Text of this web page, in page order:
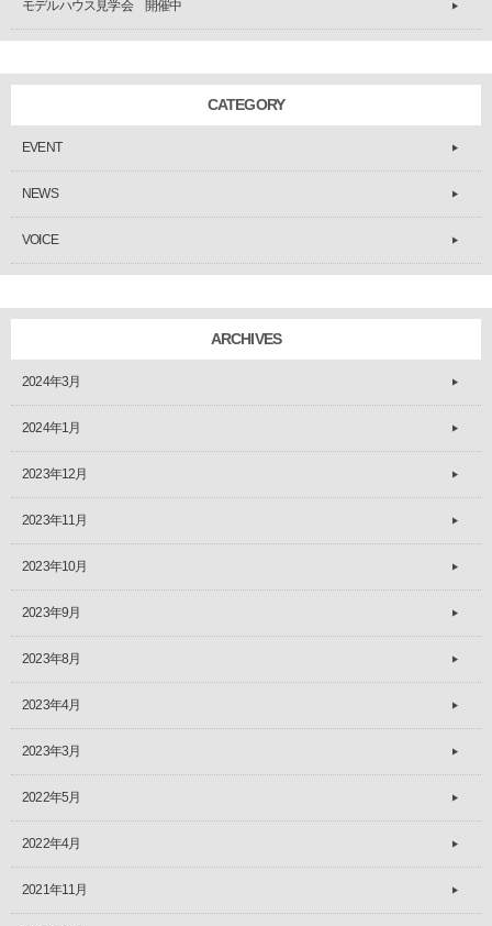
モデルハウス見学会 開催中
CATEGORY
EVENT
NEWS
VOICE
ARCHIVES
2024年3月
2024年1月
2023年12月
2023年11月
2023年10月
2023年9月
2023年8月
2023年4月
2023年3月
2022年5月
2022年4月
2021年11月